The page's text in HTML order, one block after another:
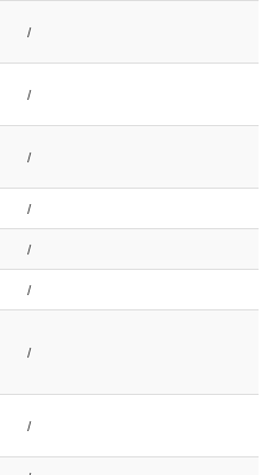
/
/
/
/
/
/
/
/